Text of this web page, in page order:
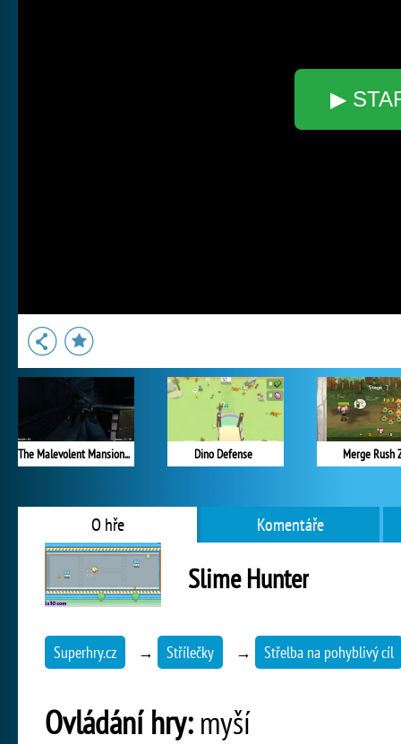
▶
The Malevolent Mansion of Evil Dino Defense Merge Rush
O hře Komentáře
Slime Hunter
Superhry.cz → Střílečky → Střelba na pohyblivý cíl
Ovládání hry:myší